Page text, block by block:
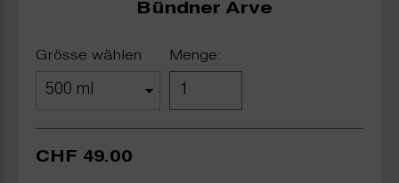
Bündner Arve
Grösse wählen Menge:
CHF 49.00